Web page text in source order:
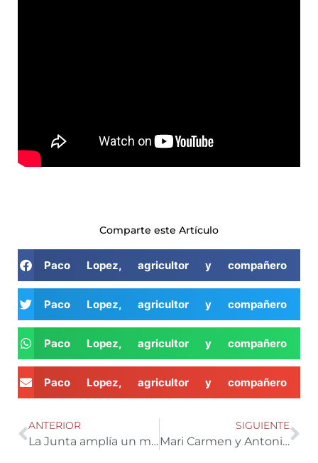
Comparte este Artículo
Paco Lopez, agricultor y compañero
Paco Lopez, agricultor y compañero
Paco Lopez, agricultor y compañero
Paco Lopez, agricultor y compañero
ANTERIOR
La Junta amplía un mes el plazo para solicitar las ayudas para jóvenes agricultores por 130 millones
SIGUIENTE
Mari Carmen y Antonio, responsables del restaurante en las intalaciones Costa de Almeria en Tierras de Almería